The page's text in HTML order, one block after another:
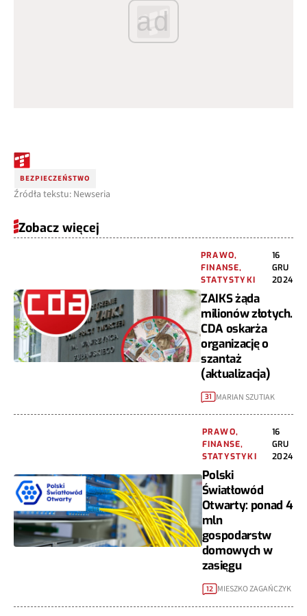
ad
BEZPIECZEŃSTWO
Źródła tekstu: Newseria
Zobacz więcej
PRAWO,
FINANSE,
STATYSTYKI
16
GRU
2024
ZAIKS żąda
milionów złotych.
CDA oskarża
organizację o
szantaż
(aktualizacja)
31 MARIAN SZUTIAK
PRAWO,
FINANSE,
STATYSTYKI
16
GRU
2024
Polski
Światłowód
Otwarty: ponad 4
mln
gospodarstw
domowych w
zasięgu
12 MIESZKO ZAGAŃCZYK